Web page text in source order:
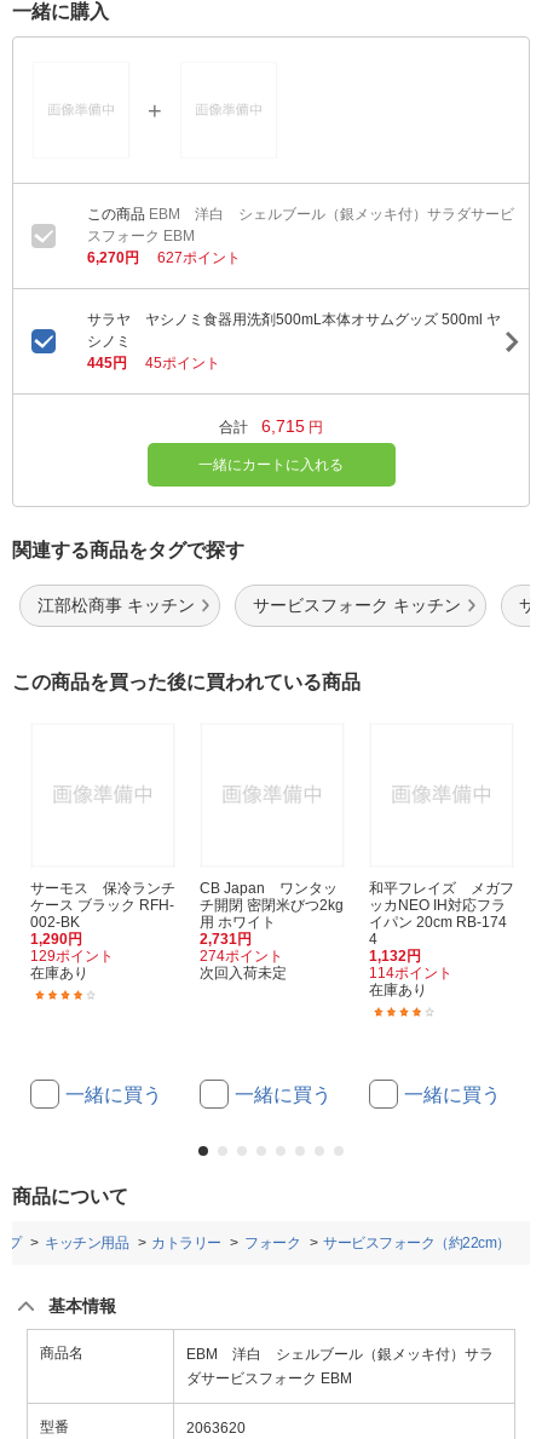
一緒に購入
EBM 洋白 シェルブール（銀メッキ付）サラダサービ
スフォーク EBM
6,270円
627ポイント
サラヤ ヤシノミ食器用洗剤500mL本体オサムグッズ 500ml ヤ
シノミ
445円
45ポイント
合計 6,715 円
一緒にカートに入れる
関連する商品をタグで探す
江部松商事 キッチン サービスフォーク キッチン サ
この商品を買った後に買われている商品
サーモス 保冷ランチ
ケース ブラック RFH-
002-BK
1,290円
129ポイント
在庫あり
一緒に買う
CB Japan ワンタッ
チ開閉 密閉米びつ2kg
用 ホワイト
2,731円
274ポイント
次回入荷未定
一緒に買う
和平フレイズ メガフ
ッカNEO IH対応フラ
イパン 20cm RB-174
4
1,132円
114ポイント
在庫あり
一緒に買う
商品について
プ キッチン用品 カトラリー フォーク サービスフォーク（約22cm）
基本情報
商品名
EBM 洋白 シェルブール（銀メッキ付）サラ
ダサービスフォーク EBM
型番 2063620